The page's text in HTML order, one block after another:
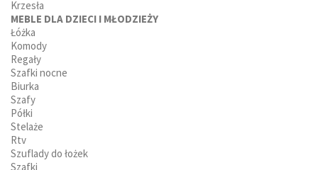
Krzesła
MEBLE DLA DZIECI I MŁODZIEŻY
Łóżka
Komody
Regały
Szafki nocne
Biurka
Szafy
Półki
Stelaże
Rtv
Szuflady do łożek
Szafki